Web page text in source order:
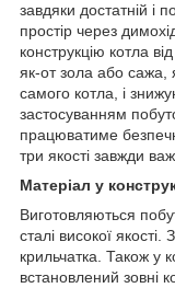
завдяки достатній і
простір через
конструкцію котла
як-от зола або сажа,
самого котла, і
застосуванням
працюватиме
три якості завжди
Матеріал у
Виготовляються
сталі високої
крильчатка. Також у
встановлений зовні